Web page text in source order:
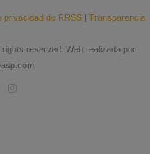
privacidad de RRSS | Transparencia
reserved. Web realizada por